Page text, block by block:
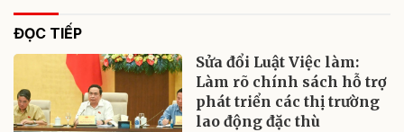
ĐỌC TIẾP
Sửa đổi Luật Việc làm:
Làm rõ chính sách hỗ trợ
phát triển các thị trường
lao động đặc thù